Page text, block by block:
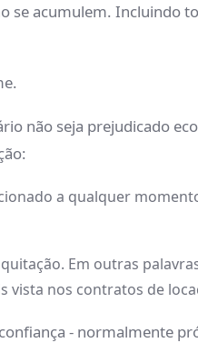
se acumulem. Incluindo
não seja prejudicado
a qualquer
Em outras
vista nos contratos de
- normalmente